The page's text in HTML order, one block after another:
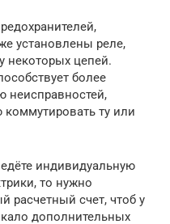
установлены реле,
некоторых цепей.
более
неисправностей,
ту или
индивидуальную
то нужно
расчетный счет, чтоб у
дополнительных